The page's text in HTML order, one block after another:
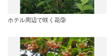
ホテル周辺で咲く花⑨